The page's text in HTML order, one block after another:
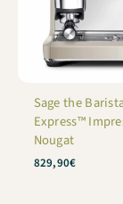
Sage the
Express™
Nougat
829,90€